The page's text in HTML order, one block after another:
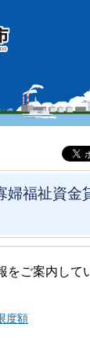
婦福祉資金
をご案内して
度額